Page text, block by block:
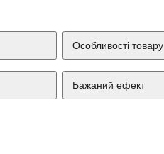
Особливості товару
Бажаний ефект